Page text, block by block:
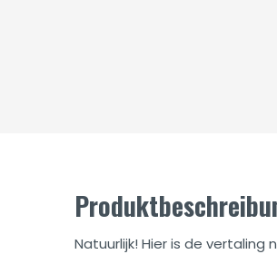
Natuurlijk! Hier is de vertaling